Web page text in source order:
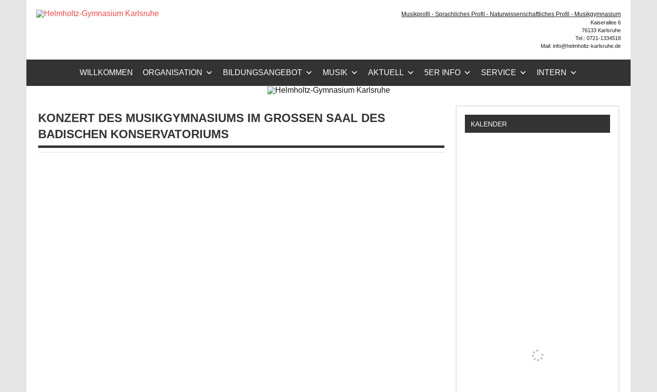
Helmholtz-Gymnasium KarlsruheMusikprofil - Sprachliches Profil - Naturwissenschaftliches Profil - Musikgymnasium
Kaiserallee 6
76133 Karlsruhe
Tel.: 0721-1334518
Mail: info@helmholtz-karlsruhe.de
WILLKOMMEN ORGANISATION BILDUNGSANGEBOT MUSIK AKTUELL 5ER INFO SERVICE INTERN
KONZERT DES MUSIKGYMNASIUMS IM GROSSEN SAAL DES B
ADISCHEN KONSERVATORIUMS
KALENDER